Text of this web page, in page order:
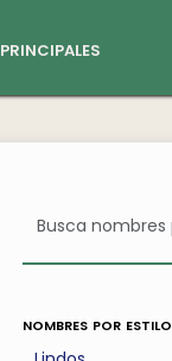
principales
nombres por estilo